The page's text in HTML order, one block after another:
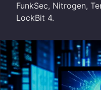
FunkSec, Nitrogen,
LockBit 4.